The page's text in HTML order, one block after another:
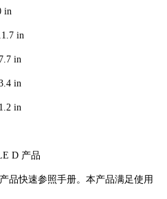
in
in
in
in
in
D 产品
品快速参照手册。本产品满足使用